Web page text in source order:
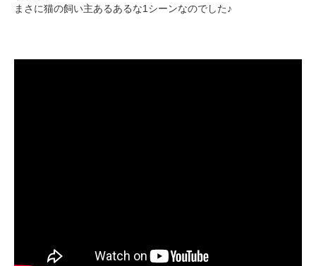
まさに猫の飼い主あるあるな1シーンなのでした♪